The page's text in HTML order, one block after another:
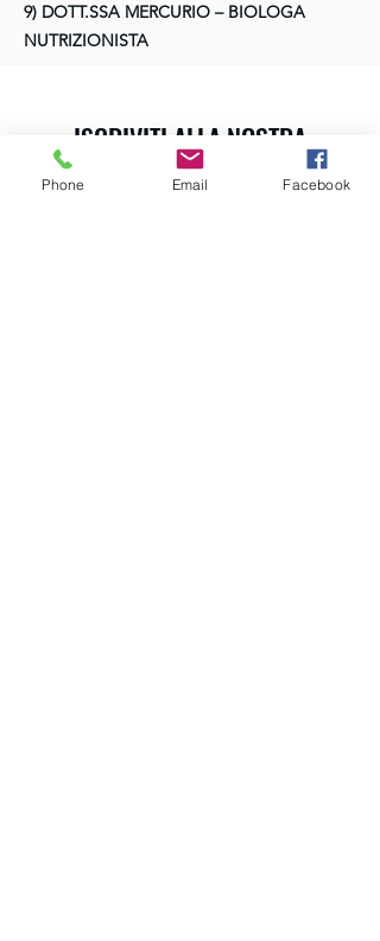
9) DOTT.SSA MERCURIO – BIOLOGA
NUTRIZIONISTA
ISCRIVITI ALLA NOSTRA
NEWSLETTER
Phone Email Facebook